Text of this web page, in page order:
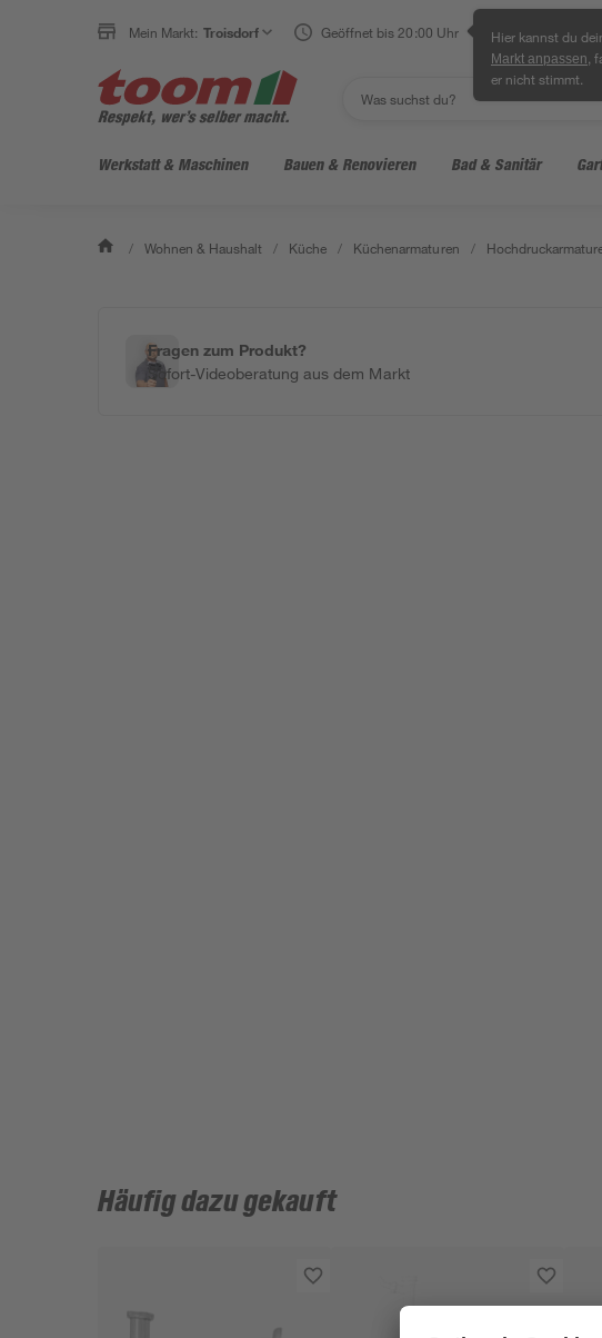
Mein Markt: Troisdorf Geöffnet bis 20:00 Uhr Hier kannst du
Markt anpassen ,
er nicht stimmt.
Werkstatt & Maschinen Bauen & Renovieren Bad & Sanitär
/ Wohnen & Haushalt / Küche / Küchenarmaturen /
Fragen zum Produkt?
Sofort-Videoberatung aus dem Markt
Häufig dazu gekauft